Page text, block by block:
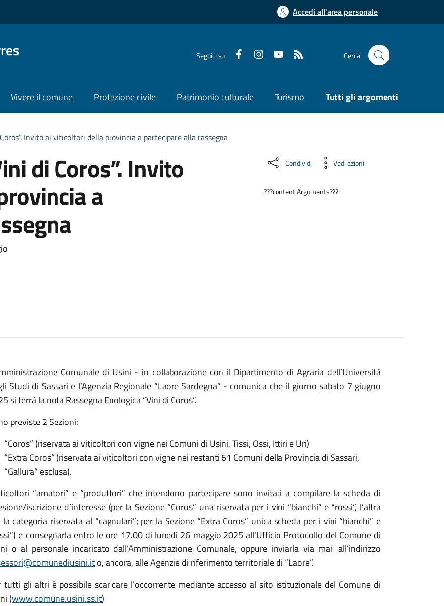
Accedi all'area personale
Seguici su Cerca
Vivere il comune Protezione civile Patrimonio culturale Turismo Tutti gli argomenti
Invito ai viticoltori della provincia a partecipare alla rassegna
di Coros”. Invito
a
Condividi Vedi azioni
???content.Arguments???:
Comunale di Usini - in collaborazione con il Dipartimento di Agraria dell’Università
Studi di Sassari e l’Agenzia Regionale “Laore Sardegna” - comunica che il giorno sabato 7 giugno
si terrà la nota Rassegna Enologica “Vini di Coros”.
previste 2 Sezioni:
“Coros” (riservata ai viticoltori con vigne nei Comuni di Usini, Tissi, Ossi, Ittiri e Uri)
“Extra Coros” (riservata ai viticoltori con vigne nei restanti 61 Comuni della Provincia di Sassari,
“Gallura” esclusa).
“amatori” e “produttori” che intendono partecipare sono invitati a compilare la scheda di
iscrizione d’interesse (per la Sezione “Coros” una riservata per i vini “bianchi” e “rossi”, l’altra
la categoria riservata al “cagnulari”; per la Sezione “Extra Coros” unica scheda per i vini “bianchi” e
e consegnarla entro le ore 17.00 di lunedì 26 maggio 2025 all’Ufficio Protocollo del Comune di
o al personale incaricato dall’Amministrazione Comunale, oppure inviarla via mail all’indirizzo
o, ancora, alle Agenzie di riferimento territoriale di “Laore”.
tutti gli altri è possibile scaricare l’occorrente mediante accesso al sito istituzionale del Comune di
(www.comune.usini.ss.it)